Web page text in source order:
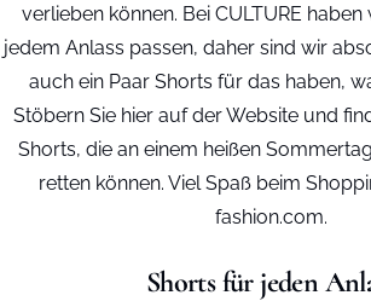
verlieben können. Bei CULTURE
jedem Anlass passen, daher sind wir
auch ein Paar Shorts für das haben,
Stöbern Sie hier auf der Website und
Shorts, die an einem heißen
retten können. Viel Spaß beim
fashion.com.
Shorts für jeden